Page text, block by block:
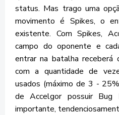
status. Mas trago uma
movimento é Spikes, o
existente. Com Spikes,
campo do oponente e
entrar na batalha receberá
com a quantidade de
usados (máximo de 3 -
de Accelgor possuir Bug
importante,